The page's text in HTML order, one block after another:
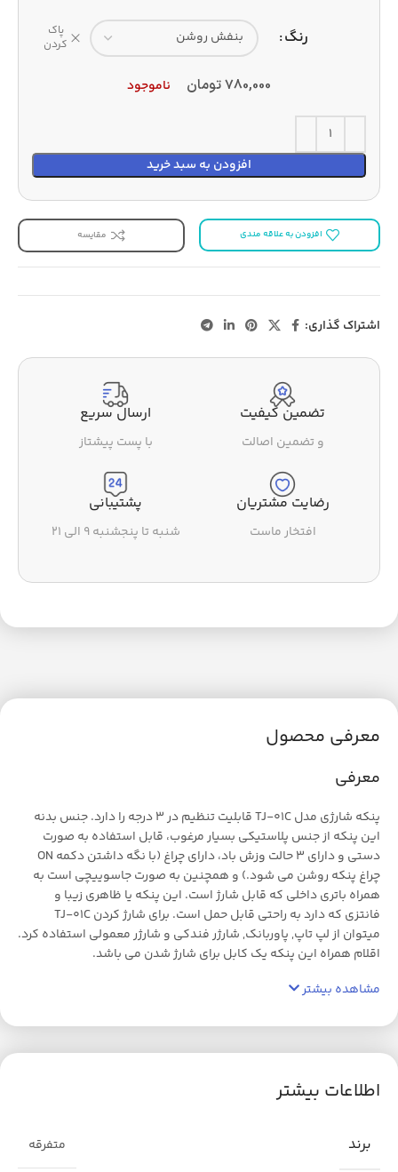
رنگ
پاک
کردن
780,000تومان ناموجود
افزودن به سبد خرید
افزودن به علاقه مندی مقایسه
اشتراک گذاری:
تضمین کیفیت
و تضمین اصالت
ارسال سریع
با پست پیشتاز
رضایت مشتریان
افتخار ماست
پشتیبانی
شنبه تا پنجشنبه ۹ الی ۲۱
معرفی محصول
معرفی
پنکه شارژی مدل TJ-01C قابلیت تنظیم در 3 درجه را دارد. جنس بدنه
این پنکه از جنس پلاستیکی بسیار مرغوب، قابل استفاده به صورت
دستی و دارای 3 حالت وزش باد، دارای چراغ (با نگه داشتن دکمه ON
چراغ پنکه روشن می شود.) و همچنین به صورت جاسوییچی است به
همراه باتری داخلی که قابل شارژ است. این پنکه یا ظاهری زیبا و
فانتزی که دارد به راحتی قابل حمل است. برای شارژ کردن TJ-01C
میتوان از لپ تاپ, پاوربانک, شارژر فندکی و شارژر معمولی استفاده کرد.
اقلام همراه این پنکه یک کابل برای شارژ شدن می باشد.
مشاهده بیشتر
اطلاعات بیشتر
برند متفرقه